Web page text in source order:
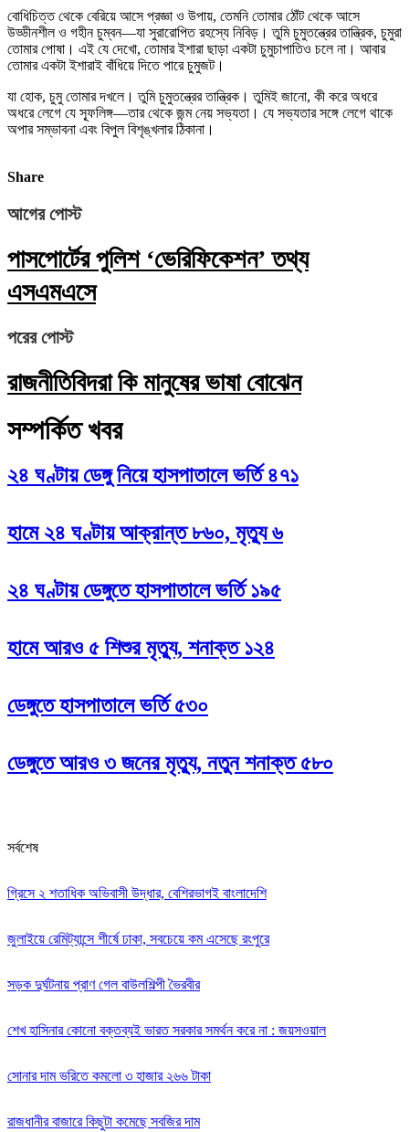
বোধিচিত্ত থেকে বেরিয়ে আসে প্রজ্ঞা ও উপায়, তেমনি তোমার ঠোঁট থেকে আসে
উড্ডীনশীল ও গহীন চুম্বন—যা সুরারোপিত রহস্যে নিবিড়। তুমি চুমুতন্ত্রের তান্ত্রিক, চুমুরা
তোমার পোষা। এই যে দেখো, তোমার ইশারা ছাড়া একটা চুমুচাপাতিও চলে না। আবার
তোমার একটা ইশারাই বাঁধিয়ে দিতে পারে চুমুজট।
যা হোক, চুমু তোমার দখলে। তুমি চুমুতন্ত্রের তান্ত্রিক। তুমিই জানো, কী করে অধরে
অধরে লেগে যে স্ফূলিঙ্গ—তার থেকে জন্ম নেয় সভ্যতা। যে সভ্যতার সঙ্গে লেগে থাকে
অপার সম্ভাবনা এবং বিপুল বিশৃঙ্খলার ঠিকানা।
Share
আগের পোস্ট
পাসপোর্টের পুলিশ ‘ভেরিফিকেশন’ তথ্য
এসএমএসে
পরের পোস্ট
রাজনীতিবিদরা কি মানুষের ভাষা বোঝেন
সম্পর্কিত খবর
২৪ ঘণ্টায় ডেঙ্গু নিয়ে হাসপাতালে ভর্তি ৪৭১
হামে ২৪ ঘণ্টায় আক্রান্ত ৮৬০, মৃত্যু ৬
২৪ ঘণ্টায় ডেঙ্গুতে হাসপাতালে ভর্তি ১৯৫
হামে আরও ৫ শিশুর মৃত্যু, শনাক্ত ১২৪
ডেঙ্গুতে হাসপাতালে ভর্তি ৫৩০
ডেঙ্গুতে আরও ৩ জনের মৃত্যু, নতুন শনাক্ত ৫৮০
সর্বশেষ
গ্রিসে ২ শতাধিক অভিবাসী উদ্ধার, বেশিরভাগই বাংলাদেশি
জুলাইয়ে রেমিট্যান্সে শীর্ষে ঢাকা, সবচেয়ে কম এসেছে রংপুরে
সড়ক দুর্ঘটনায় প্রাণ গেল বাউলশিল্পী ভৈরবীর
‌শেখ হাসিনার কোনো বক্তব্যই ভারত সরকার সমর্থন করে না : জয়সওয়াল
সোনার দাম ভরিতে কমলো ৩ হাজার ২৬৬ টাকা
রাজধানীর বাজারে কিছুটা কমেছে সবজির দাম